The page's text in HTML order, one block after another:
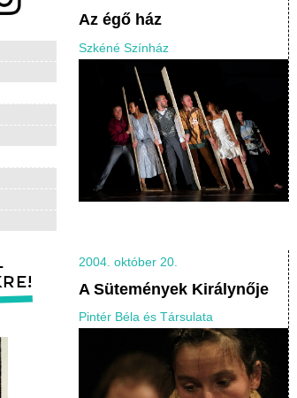
Az égő ház
Szkéné Színház
2004. október 20.
A Sütemények Királynője
Pintér Béla és Társulata